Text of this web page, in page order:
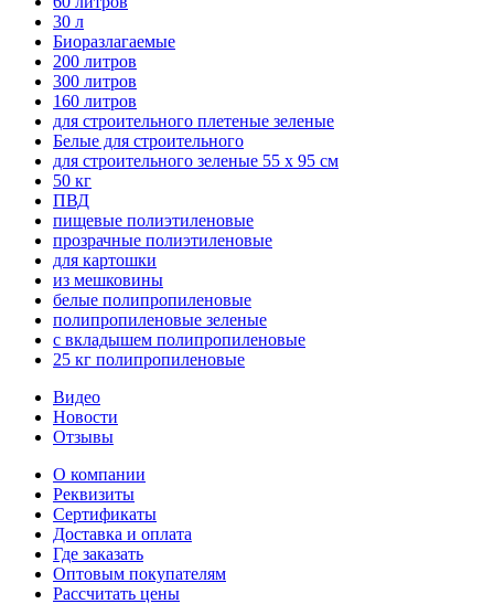
30 л
Биоразлагаемые
200 литров
300 литров
160 литров
для строительного плетеные зеленые
Белые для строительного
для строительного зеленые 55 х 95 см
50 кг
ПВД
пищевые полиэтиленовые
прозрачные полиэтиленовые
для картошки
из мешковины
белые полипропиленовые
полипропиленовые зеленые
с вкладышем полипропиленовые
25 кг полипропиленовые
Видео
Новости
Отзывы
О компании
Реквизиты
Сертификаты
Доставка и оплата
Где заказать
Оптовым покупателям
Рассчитать цены